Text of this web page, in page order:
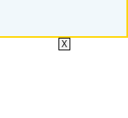
X